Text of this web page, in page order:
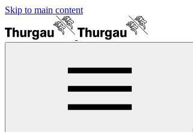
Skip to main content